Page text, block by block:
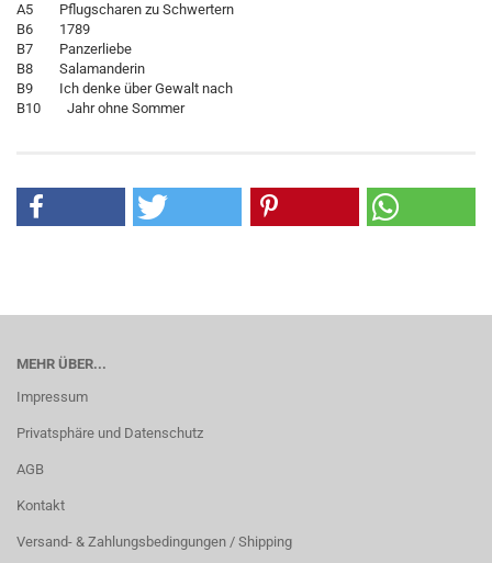
A5 Pflugscharen zu Schwertern
B6 1789
B7 Panzerliebe
B8 Salamanderin
B9 Ich denke über Gewalt nach
B10 Jahr ohne Sommer
MEHR ÜBER...
Impressum
Privatsphäre und Datenschutz
AGB
Kontakt
Versand- & Zahlungsbedingungen / Shipping